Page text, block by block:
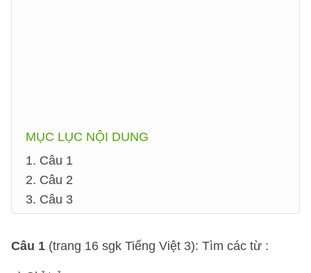
MỤC LỤC NỘI DUNG
1. Câu 1
2. Câu 2
3. Câu 3
Câu 1 (trang 16 sgk Tiếng Việt 3): Tìm các từ :